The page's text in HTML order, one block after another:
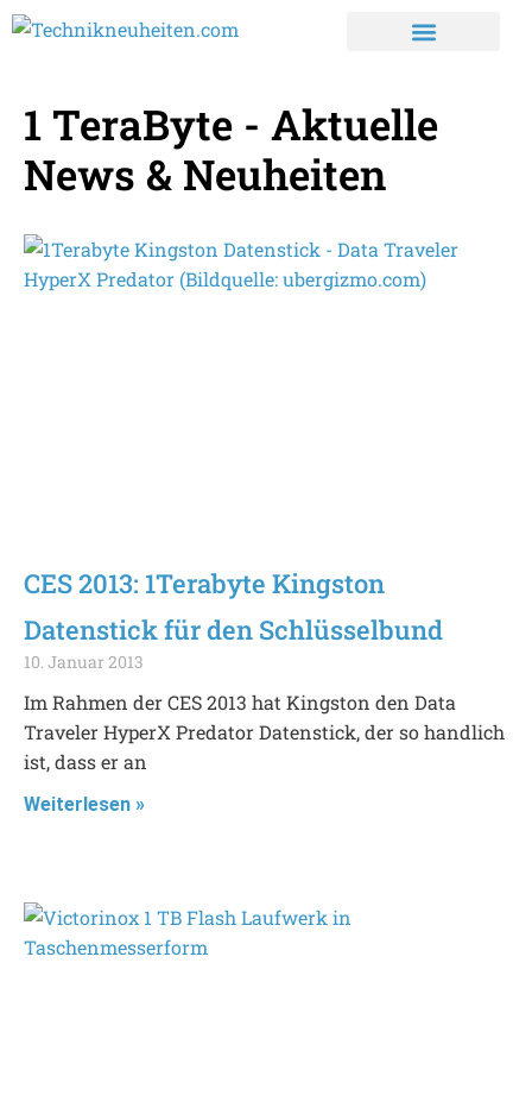
1 TeraByte - Aktuelle
News & Neuheiten
CES 2013: 1Terabyte Kingston
Datenstick für den Schlüsselbund
10. Januar 2013
Im Rahmen der CES 2013 hat Kingston den Data
Traveler HyperX Predator Datenstick, der so handlich
ist, dass er an
Weiterlesen »